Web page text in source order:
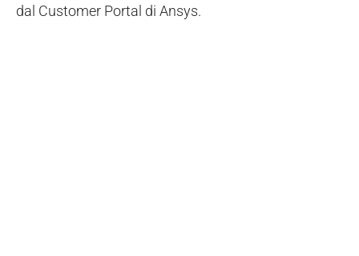
dal Customer Portal di Ansys.